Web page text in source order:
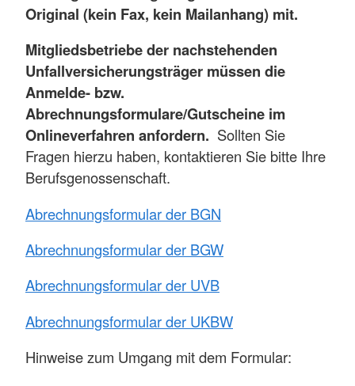
Original (kein Fax, kein Mailanhang) mit.
Mitgliedsbetriebe der nachstehenden
Unfallversicherungsträger müssen die
Anmelde- bzw.
Abrechnungsformulare/Gutscheine im
Onlineverfahren anfordern. Sollten Sie
Fragen hierzu haben, kontaktieren Sie bitte Ihre
Berufsgenossenschaft.
Abrechnungsformular der BGN
Abrechnungsformular der BGW
Abrechnungsformular der UVB
Abrechnungsformular der UKBW
Hinweise zum Umgang mit dem Formular: